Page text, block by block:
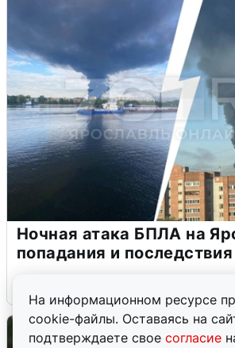
На информационном ресурсе
cookie-файлы. Оставаясь на
подтверждаете свое согласие
Ночная атака БПЛА на
попадания и последствия